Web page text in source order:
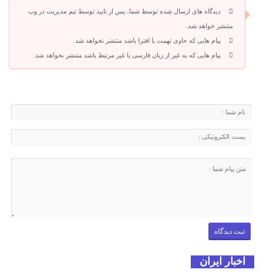
دیدگاه های ارسال شده توسط شما، پس از تایید توسط تیم مدیریت در وب
منتشر خواهد شد.
پیام هایی که حاوی تهمت یا افترا باشد منتشر نخواهد شد.
پیام هایی که به غیر از زبان فارسی یا غیر مرتبط باشد منتشر نخواهد شد.
اخبار ایران